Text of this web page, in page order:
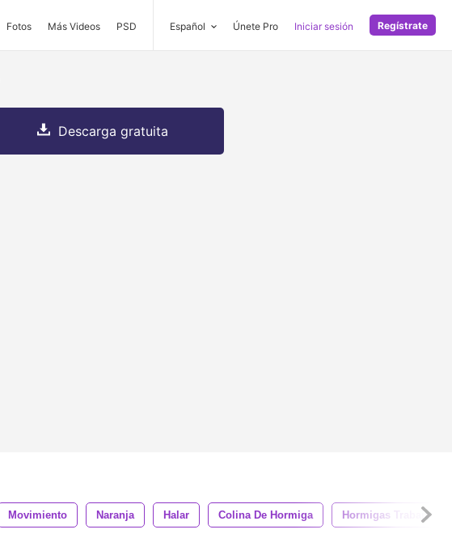
Fotos Más Videos PSD Español Únete Pro Iniciar sesión Regístrate
Descarga gratuita
Movimiento Naranja Halar Colina De Hormiga Hormigas Trabajan